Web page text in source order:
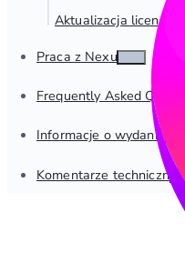
Aktualizacja licencji
Praca z Nexus
Frequently Asked
Informacje o wydaniu
Komentarze techniczne